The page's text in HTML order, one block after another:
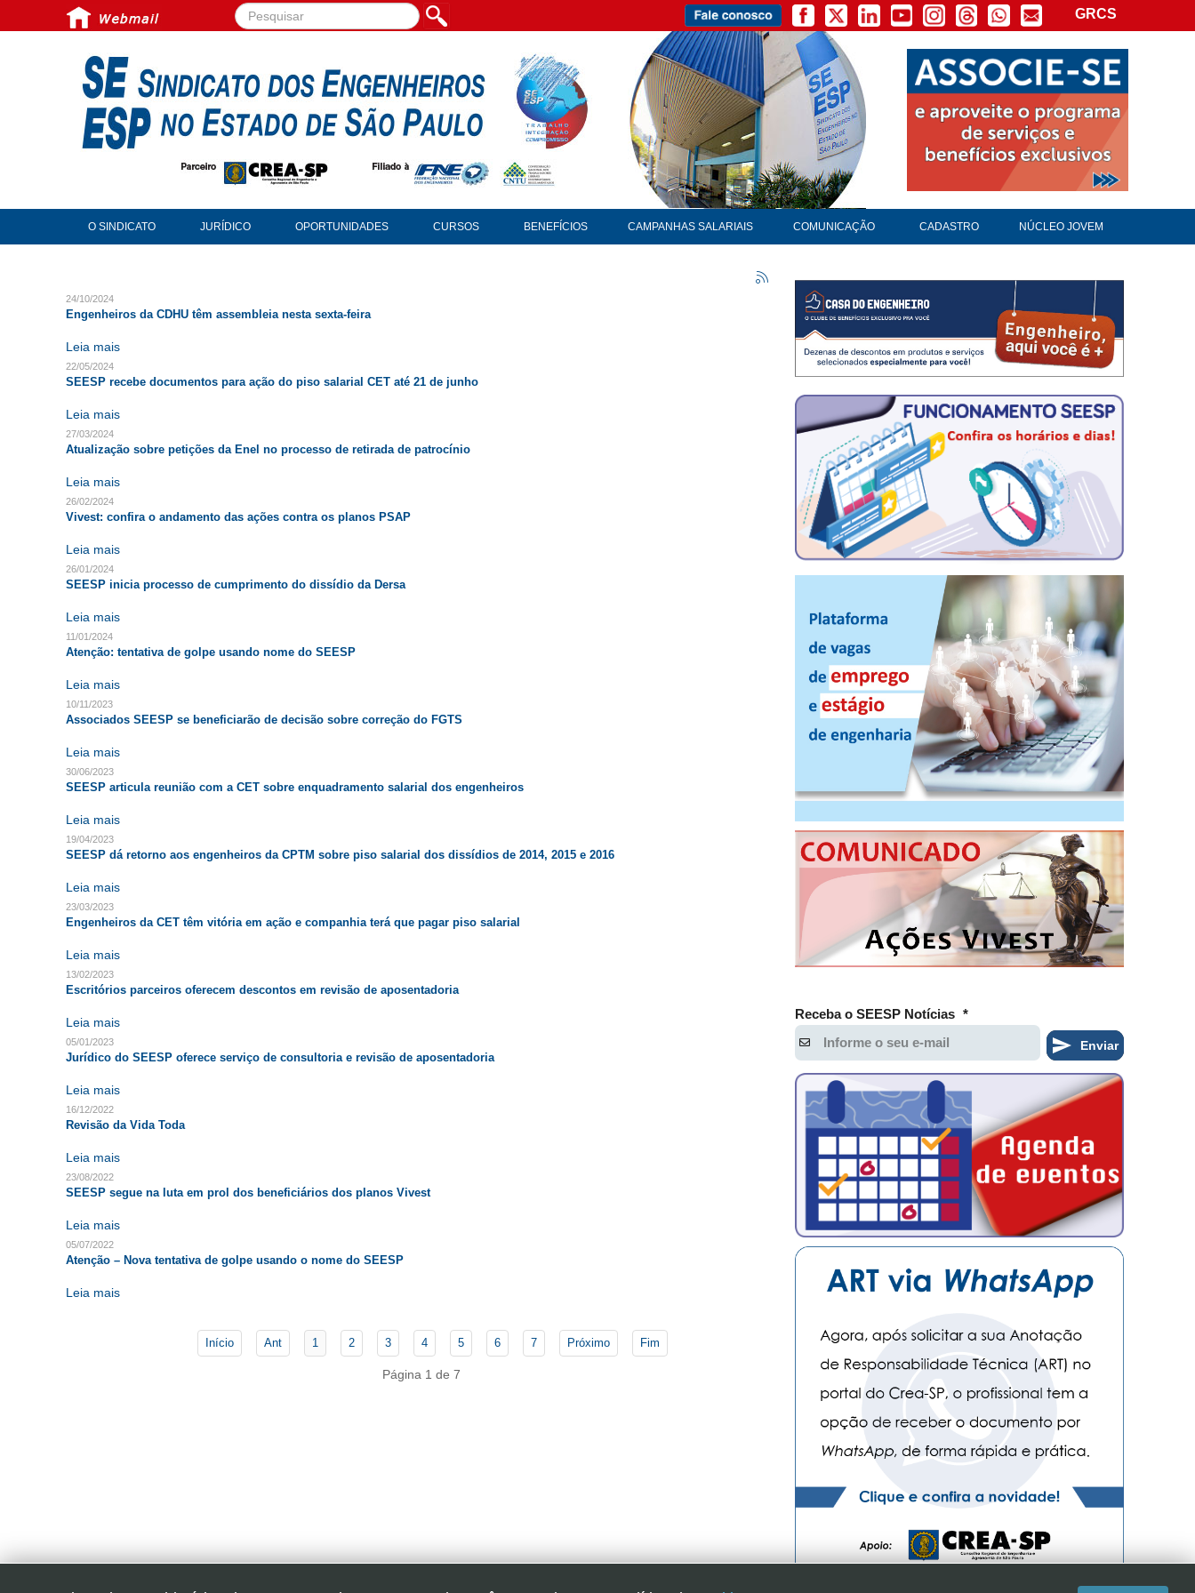
Pesquisar... GRCS
O SINDICATO JURÍDICO OPORTUNIDADES CURSOS BENEFÍCIOS CAMPANHAS SALARIAIS COMUNICAÇÃO CADASTRO NÚCLEO JOVEM
24/10/2024
Engenheiros da CDHU têm assembleia nesta sexta-feira
Leia mais
22/05/2024
SEESP recebe documentos para ação do piso salarial CET até 21 de junho
Leia mais
27/03/2024
Atualização sobre petições da Enel no processo de retirada de patrocínio
Leia mais
26/02/2024
Vivest: confira o andamento das ações contra os planos PSAP
Leia mais
26/01/2024
SEESP inicia processo de cumprimento do dissídio da Dersa
Leia mais
11/01/2024
Atenção: tentativa de golpe usando nome do SEESP
Leia mais
10/11/2023
Associados SEESP se beneficiarão de decisão sobre correção do FGTS
Leia mais
30/06/2023
SEESP articula reunião com a CET sobre enquadramento salarial dos engenheiros
Leia mais
19/04/2023
SEESP dá retorno aos engenheiros da CPTM sobre piso salarial dos dissídios de 2014, 2015 e 2016
Leia mais
23/03/2023
Engenheiros da CET têm vitória em ação e companhia terá que pagar piso salarial
Leia mais
13/02/2023
Escritórios parceiros oferecem descontos em revisão de aposentadoria
Leia mais
05/01/2023
Jurídico do SEESP oferece serviço de consultoria e revisão de aposentadoria
Leia mais
16/12/2022
Revisão da Vida Toda
Leia mais
23/08/2022
SEESP segue na luta em prol dos beneficiários dos planos Vivest
Leia mais
05/07/2022
Atenção – Nova tentativa de golpe usando o nome do SEESP
Leia mais
Início Ant 1 2 3 4 5 6 7 Próximo Fim
Página 1 de 7
Receba o SEESP Notícias *
Enviar